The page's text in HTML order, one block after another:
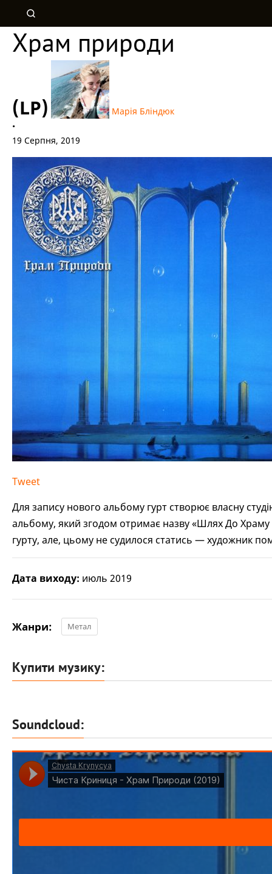
Храм природи
(LP)
Марія Бліндюк
•
19 Серпня, 2019
Tweet
Для запису нового альбому гурт створює власну
альбому, який згодом отримає назву «Шлях До
гурту, але, цьому не судилося статись — художник
Дата виходу: июль 2019
Жанри: Метал
Купити музику:
Soundcloud: